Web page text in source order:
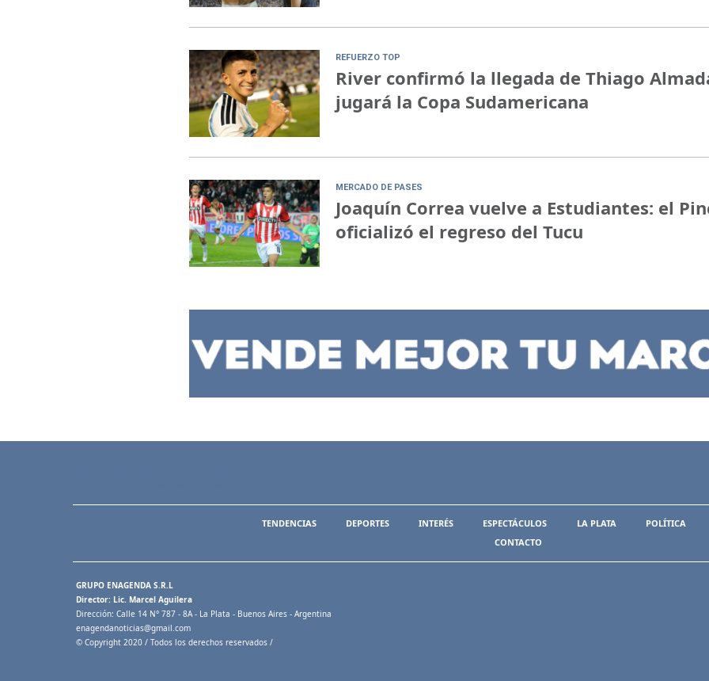
REFUERZO TOP
River confirmó la llegada de Thiago
jugará la Copa Sudamericana
MERCADO DE PASES
Joaquín Correa vuelve a Estudiantes: el
oficializó el regreso del Tucu
TENDENCIAS DEPORTES INTERÉS ESPECTÁCULOS LA PLATA
POLÍTICA
CONTACTO
GRUPO ENAGENDA S.R.L
Director: Lic. Marcel Aguilera
Dirección: Calle 14 N° 787 - 8A - La Plata - Buenos Aires - Argentina
enagendanoticias@gmail.com
© Copyright 2020 / Todos los derechos reservados /